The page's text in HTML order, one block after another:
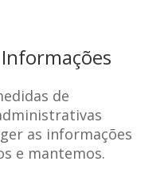
de
as informações
e mantemos.